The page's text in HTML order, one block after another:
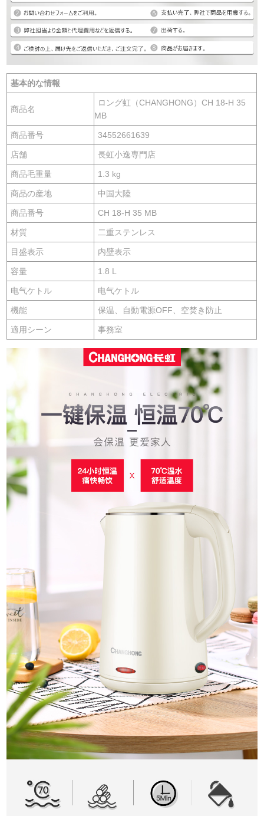
基本的な情報
商品名
ロング虹（CHANGHONG）CH 18-H 35
MB
商品番号 34552661639
店舗 長虹小逸専門店
商品毛重量 1.3 kg
商品の産地 中国大陸
商品番号 CH 18-H 35 MB
材質 二重ステンレス
目盛表示 内壁表示
容量 1.8 L
电气ケトル 电气ケトル
機能 保温、自動電源OFF、空焚き防止
適用シーン 事務室